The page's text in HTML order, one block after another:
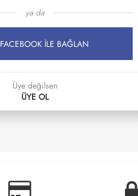
ya da
FACEBOOK İLE BAĞLAN
Üye değilsen
ÜYE OL